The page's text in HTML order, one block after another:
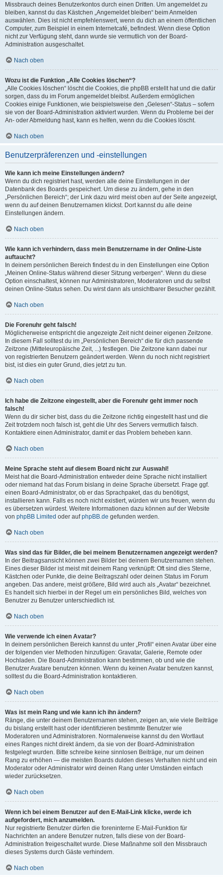
Missbrauch deines Benutzerkontos durch einen Dritten. Um angemeldet zu
bleiben, kannst du das Kästchen „Angemeldet bleiben“ beim Anmelden
auswählen. Dies ist nicht empfehlenswert, wenn du dich an einem öffentlichen
Computer, zum Beispiel in einem Internetcafé, befindest. Wenn diese Option
nicht zur Verfügung steht, dann wurde sie vermutlich von der Board-
Administration ausgeschaltet.
Nach oben
Wozu ist die Funktion „Alle Cookies löschen“?
„Alle Cookies löschen“ löscht die Cookies, die phpBB erstellt hat und die dafür
sorgen, dass du im Forum angemeldet bleibst. Außerdem ermöglichen
Cookies einige Funktionen, wie beispielsweise den „Gelesen“-Status – sofern
sie von der Board-Administration aktiviert wurden. Wenn du Probleme bei der
An- oder Abmeldung hast, kann es helfen, wenn du die Cookies löscht.
Nach oben
Benutzerpräferenzen und -einstellungen
Wie kann ich meine Einstellungen ändern?
Wenn du dich registriert hast, werden alle deine Einstellungen in der
Datenbank des Boards gespeichert. Um diese zu ändern, gehe in den
„Persönlichen Bereich“; der Link dazu wird meist oben auf der Seite angezeigt,
wenn du auf deinen Benutzernamen klickst. Dort kannst du alle deine
Einstellungen ändern.
Nach oben
Wie kann ich verhindern, dass mein Benutzername in der Online-Liste
auftaucht?
In deinem persönlichen Bereich findest du in den Einstellungen eine Option
„Meinen Online-Status während dieser Sitzung verbergen“. Wenn du diese
Option einschaltest, können nur Administratoren, Moderatoren und du selbst
deinen Online-Status sehen. Du wirst dann als unsichtbarer Besucher gezählt.
Nach oben
Die Forenuhr geht falsch!
Möglicherweise entspricht die angezeigte Zeit nicht deiner eigenen Zeitzone.
In diesem Fall solltest du im „Persönlichen Bereich“ die für dich passende
Zeitzone (Mitteleuropäische Zeit, ...) festlegen. Die Zeitzone kann dabei nur
von registrierten Benutzern geändert werden. Wenn du noch nicht registriert
bist, ist dies ein guter Grund, dies jetzt zu tun.
Nach oben
Ich habe die Zeitzone eingestellt, aber die Forenuhr geht immer noch
falsch!
Wenn du dir sicher bist, dass du die Zeitzone richtig eingestellt hast und die
Zeit trotzdem noch falsch ist, geht die Uhr des Servers vermutlich falsch.
Kontaktiere einen Administrator, damit er das Problem beheben kann.
Nach oben
Meine Sprache steht auf diesem Board nicht zur Auswahl!
Meist hat die Board-Administration entweder deine Sprache nicht installiert
oder niemand hat das Forum bislang in deine Sprache übersetzt. Frage ggf.
einen Board-Administrator, ob er das Sprachpaket, das du benötigst,
installieren kann. Falls es noch nicht existiert, würden wir uns freuen, wenn du
es übersetzen würdest. Weitere Informationen dazu können auf der Website
von phpBB Limited oder aufphpBB.de gefunden werden.
Nach oben
Was sind das für Bilder, die bei meinem Benutzernamen angezeigt werden?
In der Beitragsansicht können zwei Bilder bei deinem Benutzernamen stehen.
Eines dieser Bilder ist meist mit deinem Rang verknüpft: Oft sind dies Sterne,
Kästchen oder Punkte, die deine Beitragszahl oder deinen Status im Forum
angeben. Das andere, meist größere, Bild wird auch als „Avatar“ bezeichnet.
Es handelt sich hierbei in der Regel um ein persönliches Bild, welches von
Benutzer zu Benutzer unterschiedlich ist.
Nach oben
Wie verwende ich einen Avatar?
In deinem persönlichen Bereich kannst du unter „Profil“ einen Avatar über eine
der folgenden vier Methoden hinzufügen: Gravatar, Galerie, Remote oder
Hochladen. Die Board-Administration kann bestimmen, ob und wie die
Benutzer Avatare benutzen können. Wenn du keinen Avatar benutzen kannst,
solltest du die Board-Administration kontaktieren.
Nach oben
Was ist mein Rang und wie kann ich ihn ändern?
Ränge, die unter deinem Benutzernamen stehen, zeigen an, wie viele Beiträge
du bislang erstellt hast oder identifizieren bestimmte Benutzer wie
Moderatoren und Administratoren. Normalerweise kannst du den Wortlaut
eines Ranges nicht direkt ändern, da sie von der Board-Administration
festgelegt wurden. Bitte schreibe keine sinnlosen Beiträge, nur um deinen
Rang zu erhöhen — die meisten Boards dulden dieses Verhalten nicht und ein
Moderator oder Administrator wird deinen Rang unter Umständen einfach
wieder zurücksetzen.
Nach oben
Wenn ich bei einem Benutzer auf den E-Mail-Link klicke, werde ich
aufgefordert, mich anzumelden.
Nur registrierte Benutzer dürfen die foreninterne E-Mail-Funktion für
Nachrichten an andere Benutzer nutzen, falls diese von der Board-
Administration freigeschaltet wurde. Diese Maßnahme soll den Missbrauch
dieses Systems durch Gäste verhindern.
Nach oben